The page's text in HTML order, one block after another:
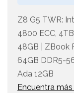
Z8 G5 TWR:
4800 ECC,
48GB | ZBook
64GB DDR5-
Ada 12GB
Encuentra